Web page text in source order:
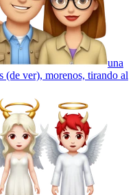
una
(de ver), morenos, tirando al